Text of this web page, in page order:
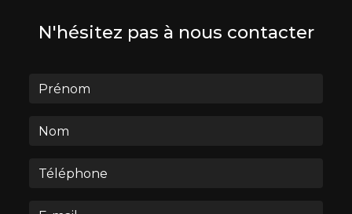
N'hésitez pas à nous contacter